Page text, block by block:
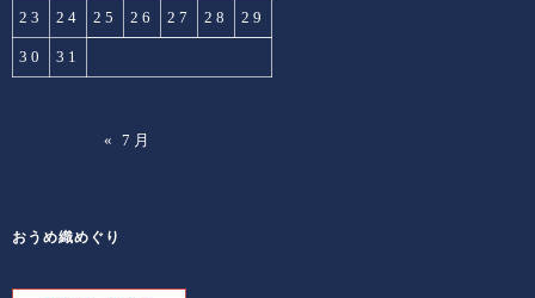
23 24 25 26 27 28 29
30 31
« 7月
おうめ織めぐり